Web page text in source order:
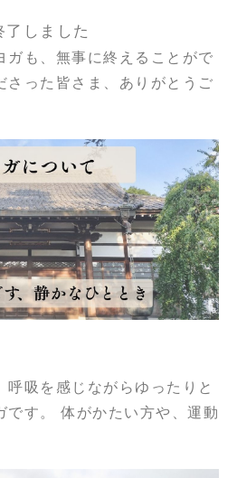
了しました
ガも、無事に終えることがで
さった皆さま、ありがとうご
呼吸を感じながらゆったりと
です。 体がかたい方や、運動